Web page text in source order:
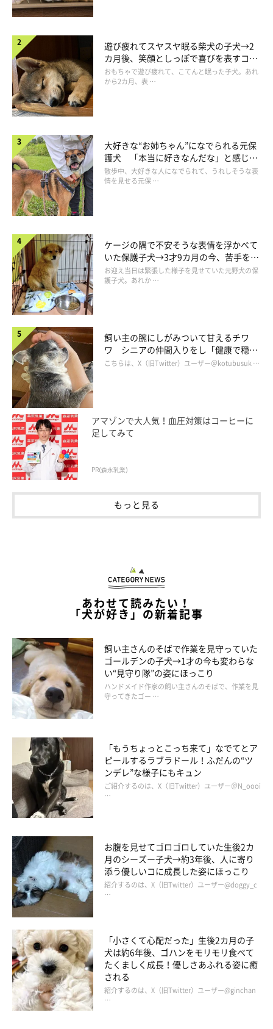
遊び疲れてスヤスヤ眠る柴犬の子犬→2
カ月後、笑顔としっぽで喜びを表すコに
成長！
おもちゃで遊び疲れて、こてんと眠った子犬。あれ
から2カ月、表 …
大好きな“お姉ちゃん”になでられる元保
護犬 「本当に好きなんだな」と感じる
表情にほっこり
散歩中、大好きな人になでられて、うれしそうな表
情を見せる元保 …
ケージの隅で不安そうな表情を浮かべて
いた保護子犬→3才9カ月の今、苦手を克
服し頼もしいコに成長！
お迎え当日は緊張した様子を見せていた元野犬の保
護子犬。あれか …
飼い主の腕にしがみついて甘えるチワ
ワ シニアの仲間入りをし「健康で穏や
かな暮らしが続いてほしい」と願う
こちらは、X（旧Twitter）ユーザー＠kotubusuk …
アマゾンで大人気！血圧対策はコーヒーに
足してみて
PR(森永乳業)
もっと見る
あわせて読みたい！
「犬が好き」の新着記事
飼い主さんのそばで作業を見守っていた
ゴールデンの子犬→1才の今も変わらな
い“見守り隊”の姿にほっこり
ハンドメイド作家の飼い主さんのそばで、作業を見
守ってきたゴー …
「もうちょっとこっち来て」なでてとア
ピールするラブラドール！ふだんの“ツ
ンデレ”な様子にもキュン
ご紹介するのは、X（旧Twitter）ユーザー＠N_oooi
…
お腹を見せてゴロゴロしていた生後2カ
月のシーズー子犬→約3年後、人に寄り
添う優しいコに成長した姿にほっこり
紹介するのは、X（旧Twitter）ユーザー@doggy_c
…
「小さくて心配だった」生後2カ月の子
犬は約6年後、ゴハンをモリモリ食べて
たくましく成長！優しさあふれる姿に癒
される
紹介するのは、X（旧Twitter）ユーザー@ginchan
…